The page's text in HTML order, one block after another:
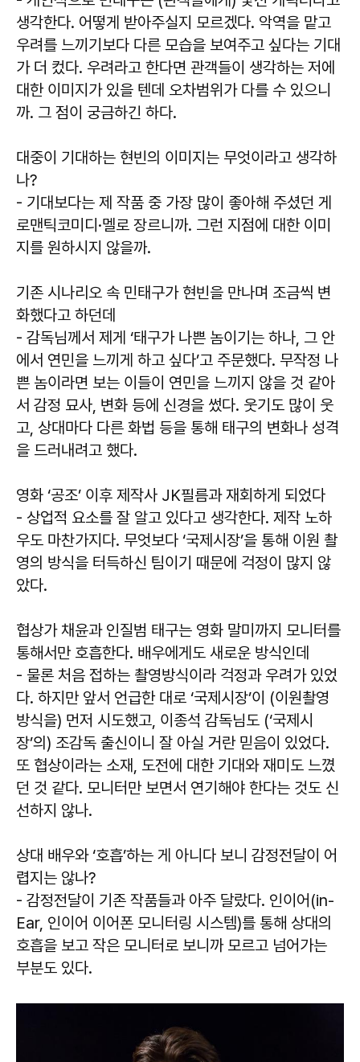
생각한다. 어떻게 받아주실지 모르겠다. 악역을 맡고
우려를 느끼기보다 다른 모습을 보여주고 싶다는 기대
가 더 컸다. 우려라고 한다면 관객들이 생각하는 저에
대한 이미지가 있을 텐데 오차범위가 다를 수 있으니
까. 그 점이 궁금하긴 하다.
대중이 기대하는 현빈의 이미지는 무엇이라고 생각하
나?
- 기대보다는 제 작품 중 가장 많이 좋아해 주셨던 게
로맨틱코미디·멜로 장르니까. 그런 지점에 대한 이미
지를 원하시지 않을까.
기존 시나리오 속 민태구가 현빈을 만나며 조금씩 변
화했다고 하던데
- 감독님께서 제게 ‘태구가 나쁜 놈이기는 하나, 그 안
에서 연민을 느끼게 하고 싶다’고 주문했다. 무작정 나
쁜 놈이라면 보는 이들이 연민을 느끼지 않을 것 같아
서 감정 묘사, 변화 등에 신경을 썼다. 웃기도 많이 웃
고, 상대마다 다른 화법 등을 통해 태구의 변화나 성격
을 드러내려고 했다.
영화 ‘공조’ 이후 제작사 JK필름과 재회하게 되었다
- 상업적 요소를 잘 알고 있다고 생각한다. 제작 노하
우도 마찬가지다. 무엇보다 ‘국제시장’을 통해 이원 촬
영의 방식을 터득하신 팀이기 때문에 걱정이 많지 않
았다.
협상가 채윤과 인질범 태구는 영화 말미까지 모니터를
통해서만 호흡한다. 배우에게도 새로운 방식인데
- 물론 처음 접하는 촬영방식이라 걱정과 우려가 있었
다. 하지만 앞서 언급한 대로 ‘국제시장’이 (이원촬영
방식을) 먼저 시도했고, 이종석 감독님도 (‘국제시
장’의) 조감독 출신이니 잘 아실 거란 믿음이 있었다.
또 협상이라는 소재, 도전에 대한 기대와 재미도 느꼈
던 것 같다. 모니터만 보면서 연기해야 한다는 것도 신
선하지 않나.
상대 배우와 ‘호흡’하는 게 아니다 보니 감정전달이 어
렵지는 않나?
- 감정전달이 기존 작품들과 아주 달랐다. 인이어(in-
Ear, 인이어 이어폰 모니터링 시스템)를 통해 상대의
호흡을 보고 작은 모니터로 보니까 모르고 넘어가는
부분도 있다.